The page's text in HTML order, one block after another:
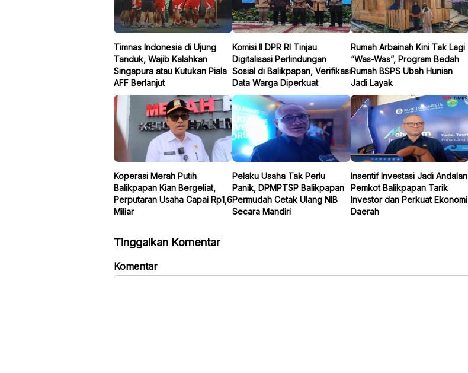
Timnas Indonesia di Ujung
Tanduk, Wajib Kalahkan
Singapura atau Kutukan Piala
AFF Berlanjut
Komisi II DPR RI Tinjau
Digitalisasi Perlindungan
Sosial di Balikpapan, Verifikasi
Data Warga Diperkuat
Rumah Arbainah Kini Tak Lagi
“Was-Was”, Program Bedah
Rumah BSPS Ubah Hunian
Jadi Layak
Koperasi Merah Putih
Balikpapan Kian Bergeliat,
Perputaran Usaha Capai Rp1,6
Miliar
Pelaku Usaha Tak Perlu
Panik, DPMPTSP Balikpapan
Permudah Cetak Ulang NIB
Secara Mandiri
Insentif Investasi Jadi Andalan
Pemkot Balikpapan Tarik
Investor dan Perkuat Ekonomi
Daerah
Tinggalkan Komentar
Komentar